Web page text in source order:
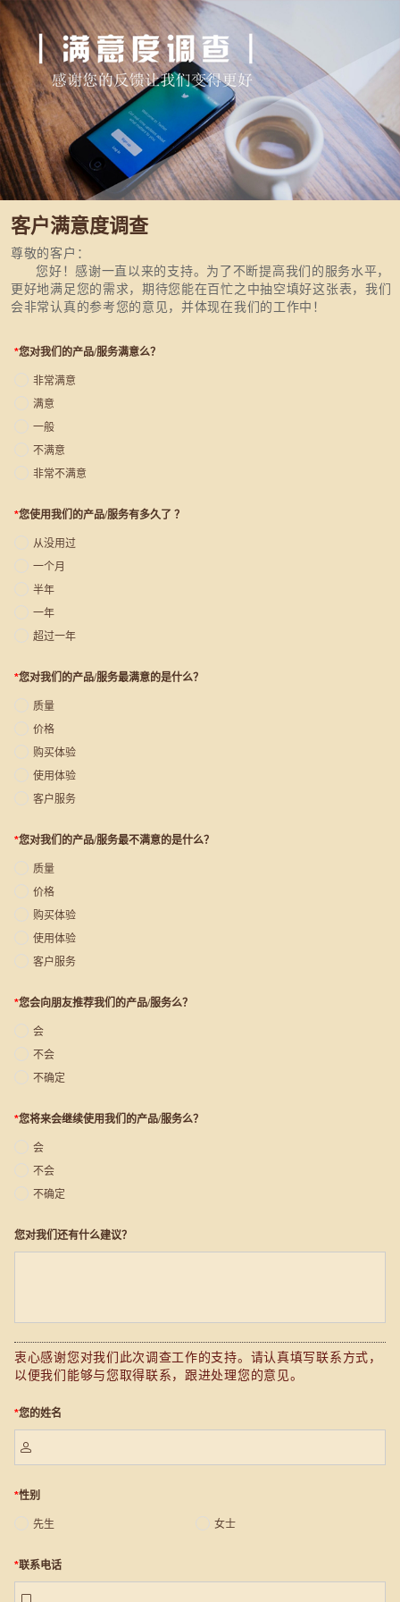
客户满意度调查
尊敬的客户：
您好！感谢一直以来的支持。为了不断提高我们的服务水平，
更好地满足您的需求，期待您能在百忙之中抽空填好这张表，我们
会非常认真的参考您的意见，并体现在我们的工作中！
*您对我们的产品/服务满意么？
非常满意
满意
一般
不满意
非常不满意
*您使用我们的产品/服务有多久了 ？
从没用过
一个月
半年
一年
超过一年
*您对我们的产品/服务最满意的是什么？
质量
价格
购买体验
使用体验
客户服务
*您对我们的产品/服务最不满意的是什么？
质量
价格
购买体验
使用体验
客户服务
*您会向朋友推荐我们的产品/服务么？
会
不会
不确定
*您将来会继续使用我们的产品/服务么？
会
不会
不确定
您对我们还有什么建议？
衷心感谢您对我们此次调查工作的支持。请认真填写联系方式，
以便我们能够与您取得联系，跟进处理您的意见。
*您的姓名

*性别
先生 女士
*联系电话